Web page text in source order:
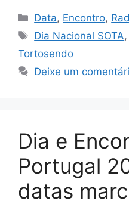
Categorias
Data, Encontro,
Etiquetas
Dia Nacional SOTA,
Tortosendo
Deixe um
Dia e
Portugal
datas